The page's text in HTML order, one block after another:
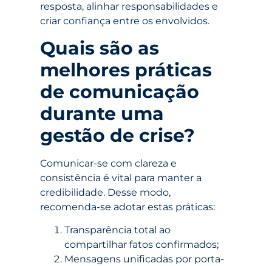
resposta, alinhar responsabilidades e
criar confiança entre os envolvidos.
Quais são as
melhores práticas
de comunicação
durante uma
gestão de crise?
Comunicar-se com clareza e
consistência é vital para manter a
credibilidade. Desse modo,
recomenda-se adotar estas práticas:
Transparência total ao
compartilhar fatos confirmados;
Mensagens unificadas por porta-